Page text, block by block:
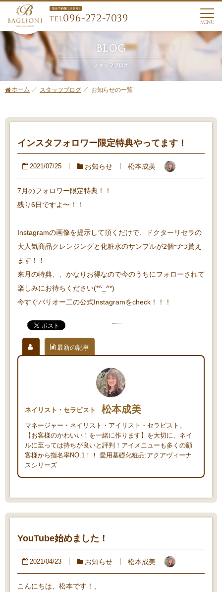
TEL096-272-7039 MENU
BLOG
スタッフブログ
ホーム スタッフブログ お知らせの一覧
インスタフォロワー限定特典やってます！
2021/07/25 お知らせ 松本成美
7月のフォロワー限定特典！！
残り6日ですよ〜！！
Instagramの画像を提示して頂くだけで、ドクターリセラの
大人気商品クレンジングと化粧水のサンプルが2個づつ貰え
ます！！
来月の特典、、かなりお得なので今のうちにフォローされて
楽しみにお待ちください(*^_^*)
今すぐバリオー二の公式Instagramをcheck！！！
最新の記事
ネイリスト・セラピスト 松本成美
マネージャー・ネイリスト・アイリスト・セラピスト。
【お客様のかわいい！を一緒に作ります】を大切に、ネイ
ルに至っては持ちが良いと評判！アイメニューも多くの顧
客様から指名率NO.1！！ 愛用基礎化粧品:アクアヴィーナ
スシリーズ
YouTube始めました！
2021/04/23 お知らせ 松本成美
こんにちは、松本です！、